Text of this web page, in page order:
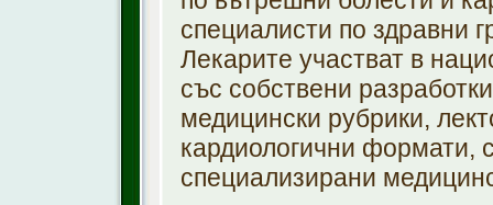
специалисти по здравни
Лекарите участват в
със собствени
медицински рубрики,
кардиологични формати,
специализирани